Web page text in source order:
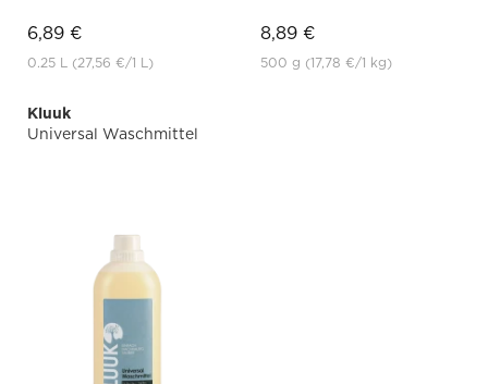
6,89 €
0.25 L (27,56 €/1 L)
8,89 €
500 g (17,78 €/1 kg)
Kluuk
Universal Waschmittel